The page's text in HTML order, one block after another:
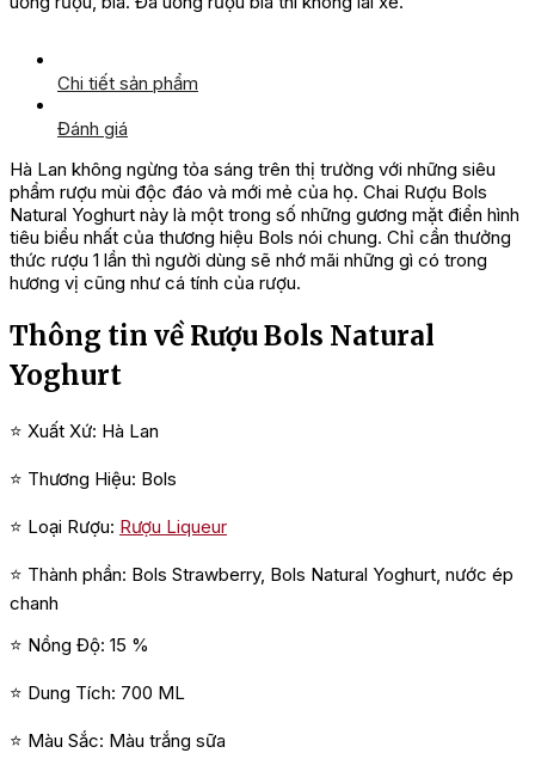
Chi tiết sản phẩm
Đánh giá
Hà Lan không ngừng tỏa sáng trên thị trường với những siêu
phẩm rượu mùi độc đáo và mới mẻ của họ. Chai Rượu Bols
Natural Yoghurt này là một trong số những gương mặt điển hình
tiêu biểu nhất của thương hiệu Bols nói chung. Chỉ cần thưởng
thức rượu 1 lần thì người dùng sẽ nhớ mãi những gì có trong
hương vị cũng như cá tính của rượu.
Thông tin về Rượu Bols Natural
Yoghurt
⭐ Xuất Xứ: Hà Lan
⭐ Thương Hiệu: Bols
⭐ Loại Rượu: Rượu Liqueur
⭐ Thành phần: Bols Strawberry, Bols Natural Yoghurt, nước ép
chanh
⭐ Nồng Độ: 15 %
⭐ Dung Tích: 700 ML
⭐ Màu Sắc: Màu trắng sữa